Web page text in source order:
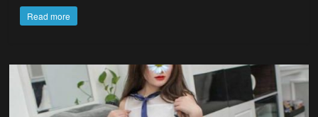
Read more